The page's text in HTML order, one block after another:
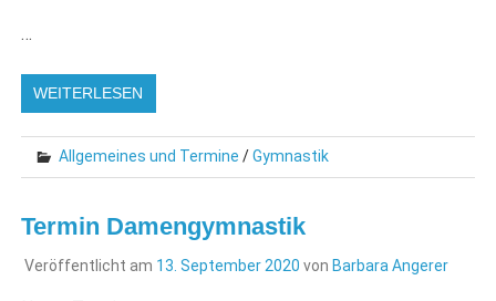
…
WEITERLESEN
Allgemeines und Termine /Gymnastik
Termin Damengymnastik
Veröffentlicht am 13. September 2020 von Barbara Angerer